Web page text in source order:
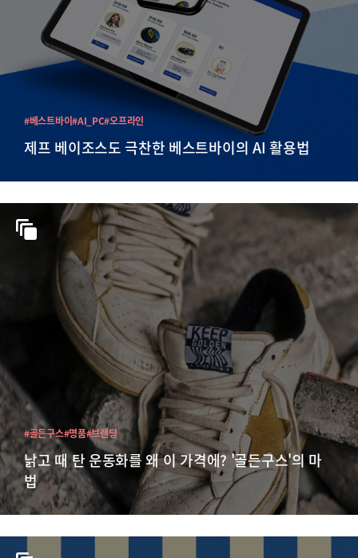
제프 베이조스도 극찬한 베스트바이의 AI 활용법
#베스트바이#AI_PC#오프라인
낡고 때 탄 운동화를 왜 이 가격에? '골든구스'의 마
법
#골든구스#명품#브랜딩